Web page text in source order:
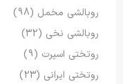
روبالشی مخمل (98)
روبالشی نخی (32)
روتختی اسپرت (9)
روتختی ایرانی (23)